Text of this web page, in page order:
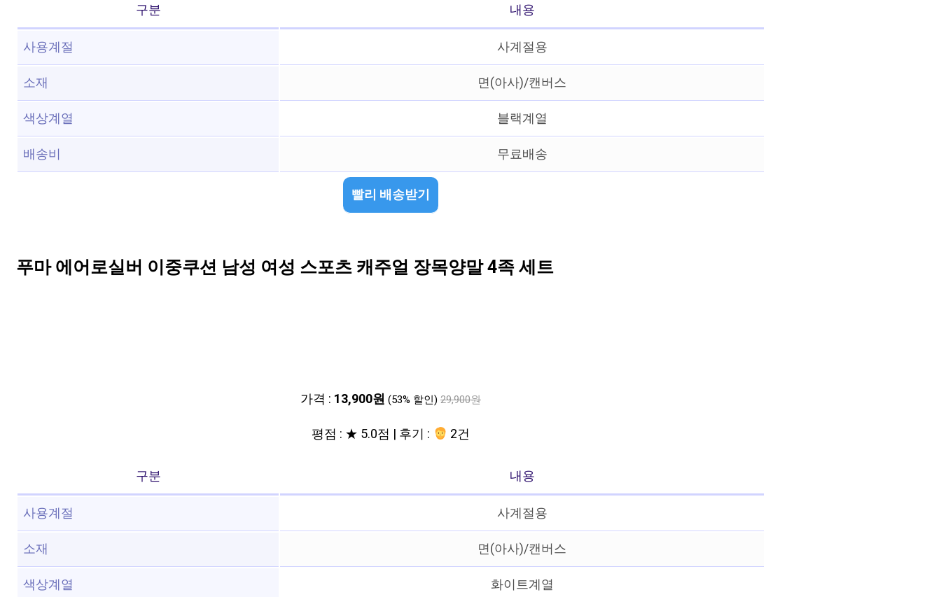
구분
내용
사용계절
사계절용
소재
면(아사)/캔버스
색상계열
블랙계열
배송비
무료배송
빨리 배송받기
푸마 에어로실버 이중쿠션 남성 여성 스포츠 캐주얼 장목양말 4족 세트
가격 : 13,900원 (53% 할인) 29,900원
평점 : ★ 5.0점 | 후기 : 2건
구분
내용
사용계절
사계절용
소재
면(아사)/캔버스
색상계열
화이트계열